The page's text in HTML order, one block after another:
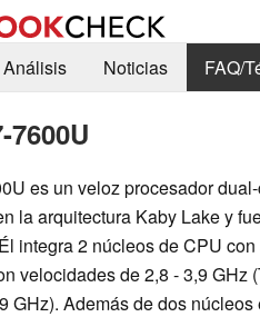
Análisis Noticias FAQ/
es un veloz procesador
la arquitectura Kaby Lake y
integra 2 núcleos de CPU
velocidades de 2,8 - 3,9 GHz
GHz). Además de dos